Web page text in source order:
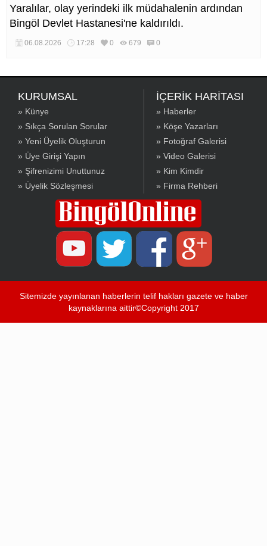
Yaralılar, olay yerindeki ilk müdahalenin ardından
Bingöl Devlet Hastanesi'ne kaldırıldı.
06.08.2026 17:28 0 679 0
KURUMSAL
» Künye
» Sıkça Sorulan Sorular
» Yeni Üyelik Oluşturun
» Üye Girişi Yapın
» Şifrenizimi Unuttunuz
» Üyelik Sözleşmesi
İÇERİK HARİTASI
» Haberler
» Köşe Yazarları
» Fotoğraf Galerisi
» Video Galerisi
» Kim Kimdir
» Firma Rehberi
Sitemizde yayınlanan haberlerin telif hakları gazete ve haber
kaynaklarına aittir©Copyright 2017